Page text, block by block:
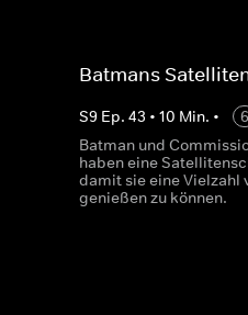
Batmans
S9 Ep. 43 • 10 Min. •
6
Batman und
haben eine
damit sie eine Vielzahl
genießen zu können.